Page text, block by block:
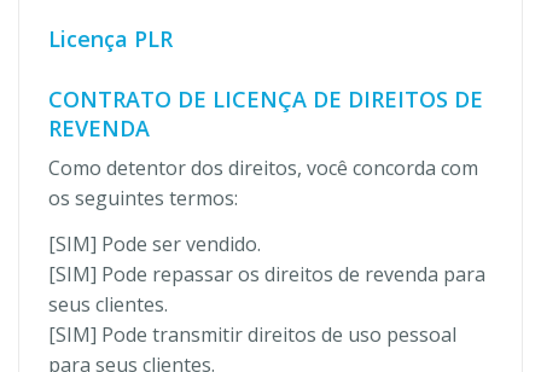
Licença PLR
CONTRATO DE LICENÇA DE DIREITOS DE
REVENDA
Como detentor dos direitos, você concorda com
os seguintes termos:
[SIM] Pode ser vendido.
[SIM] Pode repassar os direitos de revenda para
seus clientes.
[SIM] Pode transmitir direitos de uso pessoal
para seus clientes.